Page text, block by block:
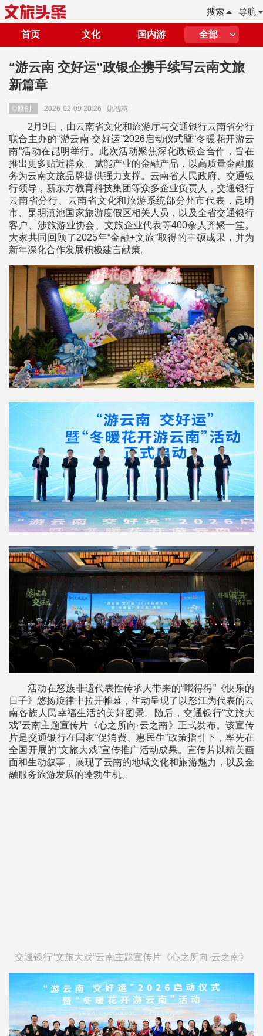
导航
搜索
首页 文化 国内游 全部
​“游云南 交好运”政银企携手续写云南文旅
新篇章
©原创 2026-02-09 20:26 姚智慧
2月9日，由云南省文化和旅游厅与交通银行云南省分行
联合主办的“游云南 交好运”2026启动仪式暨“冬暖花开游云
南”活动在昆明举行。此次活动聚焦深化政银企合作，旨在
推出更多贴近群众、赋能产业的金融产品，以高质量金融服
务为云南文旅品牌提供强力支撑。云南省人民政府、交通银
行领导，新东方教育科技集团等众多企业负责人，交通银行
云南省分行、云南省文化和旅游系统部分州市代表，昆明
市、昆明滇池国家旅游度假区相关人员，以及全省交通银行
客户、涉旅游业协会、文旅企业代表等400余人齐聚一堂。
大家共同回顾了2025年“金融+文旅”取得的丰硕成果，并为
新年深化合作发展积极建言献策。
活动在怒族非遗代表性传承人带来的“哦得得”《快乐的
日子》悠扬旋律中拉开帷幕，生动呈现了以怒江为代表的云
南各族人民幸福生活的美好图景。随后，交通银行“文旅大
戏”云南主题宣传片《心之所向·云之南》正式发布。该宣传
片是交通银行在国家“促消费、惠民生”政策指引下，率先在
全国开展的“文旅大戏”宣传推广活动成果。宣传片以精美画
面和生动叙事，展现了云南的地域文化和旅游魅力，以及金
融服务旅游发展的蓬勃生机。
交通银行“文旅大戏”云南主题宣传片《心之所向·云之南》